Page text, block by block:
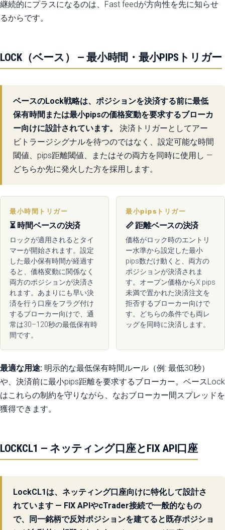
継続的にプラスになるのは、Fast feedが方向性を先に知らせ
るからです。
LOCK（ベース） — 最小時間・最小PIPSトリガー
ベースのLock戦略は、ポジションを決済する前に最低
保有時間または最小pipsの価格変動を要求するブローカ
ー向けに設計されています。
決済トリガーとしてアー
ビトラージシグナルを待つのではなく、設定可能な時間
閾値、pips距離閾値、またはその両方を同時に使用し —
どちらか先に発火した方を採用します。
最小時間トリガー
⏳ 時間ベースの決済
ロックが適用されるとタイ
マーが開始されます。設定
した最小保有時間が経過す
ると、価格変動に関係なく
両方のポジションが決済さ
れます。あまりにも早い決
済を行う口座をフラグ付け
するブローカー向けで、通
常は30–120秒の最低保有時
間です。
最小pipsトリガー
📏 距離ベースの決済
価格がロック時のエントリ
ー水準から設定した最小
pips数だけ動くと、両方の
ポジションが決済されま
す。オープン価格からX pips
未満で置かれた決済注文を
拒否するブローカー向けで
す。どちらの条件でも両レ
ッグを同時に決済します。
最適な用途: 明示的な最低保有時間ルール（例: 最低30秒）
や、決済前に最小pips距離を要求するブローカー。ベースLock
はこれらの制約を守りながら、なおブローカー間スプレッドを
獲得できます。
LOCKCL1 — ネッティング口座とFIX API口座
LockCL1は、ネッティング口座向けに特化して設計さ
れています — FIX APIやcTrader接続で一般的なもの
で、同一銘柄で反対ポジションを建てると既存ポジショ